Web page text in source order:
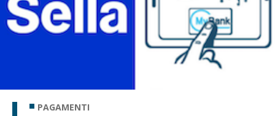
PAGAMENTI